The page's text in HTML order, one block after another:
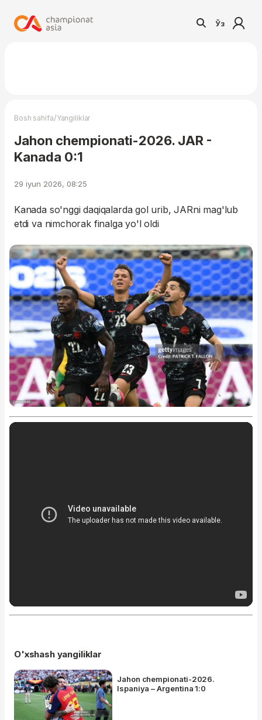
Ўз
Bosh sahifa/Yangiliklar
Jahon chempionati-2026. JAR -
Kanada 0:1
29 iyun 2026, 08:25
Kanada so'nggi daqiqalarda gol urib, JARni mag'lub
etdi va nimchorak finalga yo'l oldi
O'xshash yangiliklar
Jahon chempionati-2026.
Ispaniya – Argentina 1:0